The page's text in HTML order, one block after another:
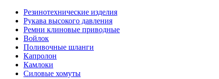
Резинотехнические изделия
Рукава высокого давления
Ремни клиновые приводные
Войлок
Поливочные шланги
Капролон
Камлоки
Силовые хомуты